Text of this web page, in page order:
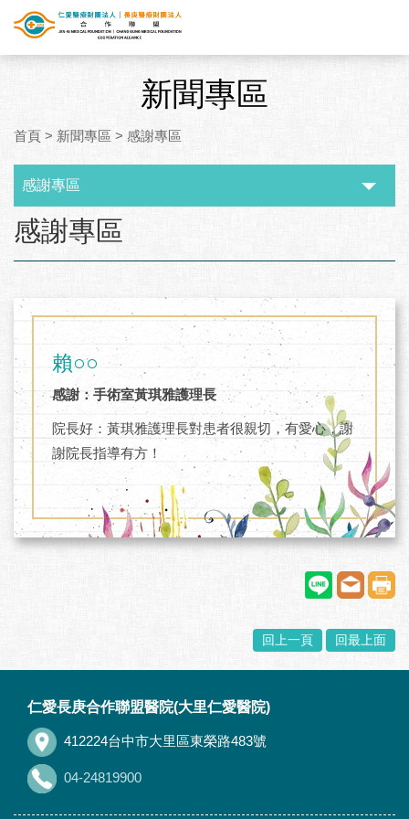
新聞專區
首頁 > 新聞專區 > 感謝專區
感謝專區
感謝專區
賴○○
感謝：手術室黃琪雅護理長
院長好：黃琪雅護理長對患者很親切，有愛心，謝
謝院長指導有方！
回上一頁 回最上面
仁愛長庚合作聯盟醫院(大里仁愛醫院)
412224台中市大里區東榮路483號
04-24819900